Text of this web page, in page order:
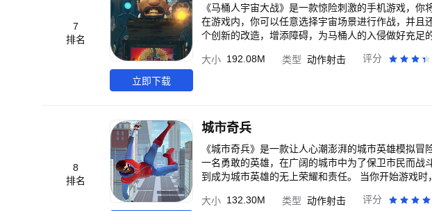
7
排名
立即下载
《马桶人宇宙大战》是一款惊险刺激的手机游戏，
在游戏内，你可以任意选择宇宙场景进行作战，并
个创新的改造，增添障碍，为马桶人的入侵做好充足
择强大的队友来帮助你，一起携手战斗，对入侵的马
大小 192.08M 类型 动作射击 评分
8
排名
城市奇兵
《城市奇兵》是一款让人心潮澎湃的城市英雄模拟
一名勇敢的英雄，在广阔的城市中为了保卫市民而
到成为城市英雄的无上荣耀和责任。 当你开始游戏
出属于你自己的英雄形象。随着你的进步，你可以逐
大小 132.30M 类型 动作射击 评分